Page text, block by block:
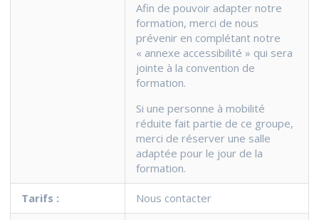
Afin de pouvoir adapter notre
formation, merci de nous
prévenir en complétant notre
« annexe accessibilité » qui sera
jointe à la convention de
formation.
Si une personne à mobilité
réduite fait partie de ce groupe,
merci de réserver une salle
adaptée pour le jour de la
formation.
Tarifs : Nous contacter